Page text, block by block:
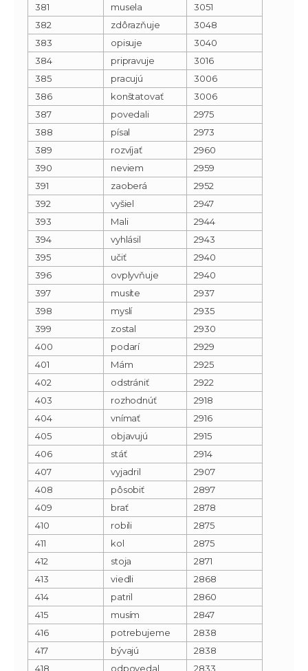
381
musela
3051
382
zdôrazňuje
3048
383
opisuje
3040
384
pripravuje
3016
385
pracujú
3006
386
konštatovať
3006
387
povedali
2975
388
písal
2973
389
rozvíjať
2960
390
neviem
2959
391
zaoberá
2952
392
vyšiel
2947
393
Mali
2944
394
vyhlásil
2943
395
učiť
2940
396
ovplyvňuje
2940
397
musíte
2937
398
myslí
2935
399
zostal
2930
400
podarí
2929
401
Mám
2925
402
odstrániť
2922
403
rozhodnúť
2918
404
vnímať
2916
405
objavujú
2915
406
stáť
2914
407
vyjadril
2907
408
pôsobiť
2897
409
brať
2878
410
robili
2875
411
kol
2875
412
stoja
2871
413
viedli
2868
414
patril
2860
415
musím
2847
416
potrebujeme
2838
417
bývajú
2838
418
odpovedal 2833